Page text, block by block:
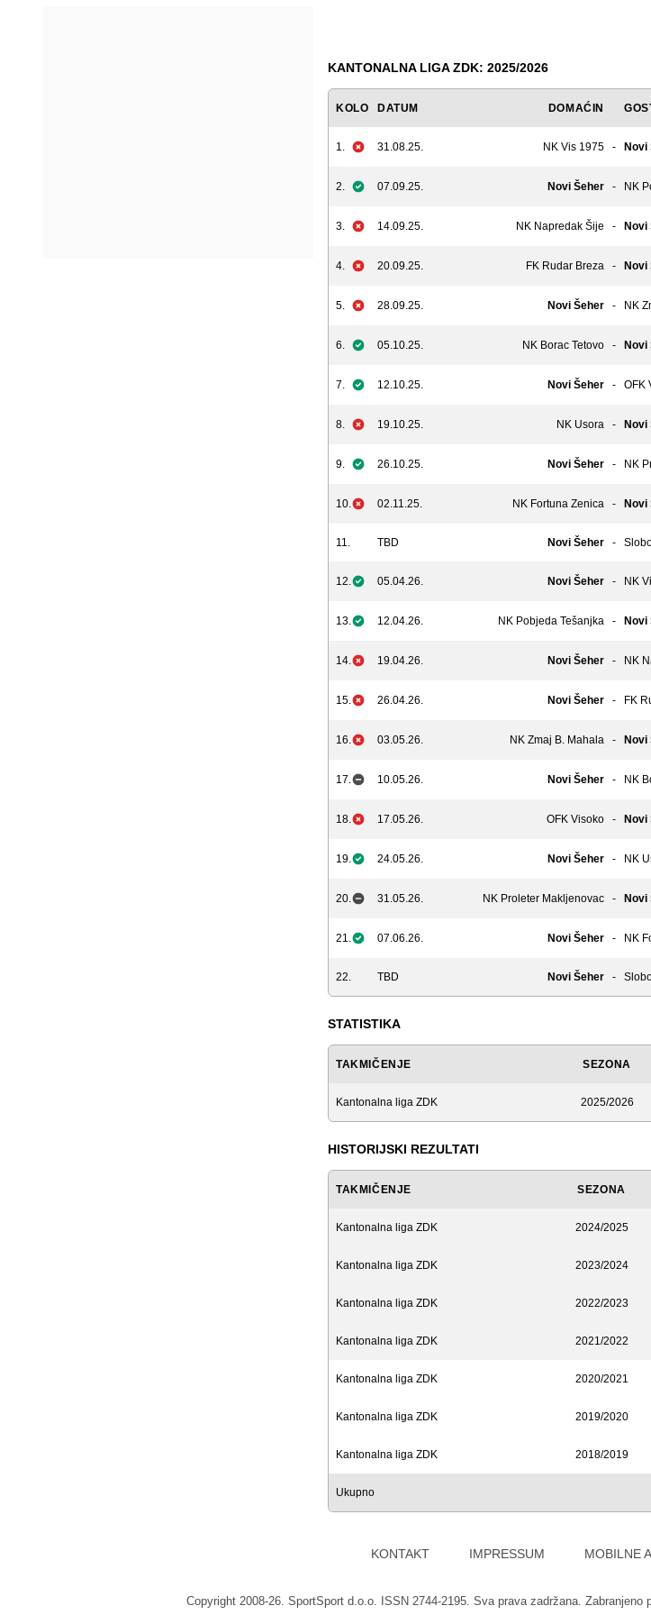
KANTONALNA LIGA ZDK: 2025/2026
KOLO DATUM DOMAĆIN
1. 31.08.25. NK Vis 1975 - Novi
2. 07.09.25. Novi Šeher - NK
3. 14.09.25. NK Napredak Šije - Novi
4. 20.09.25. FK Rudar Breza - Novi
5. 28.09.25. Novi Šeher - NK
6. 05.10.25. NK Borac Tetovo - Novi
7. 12.10.25. Novi Šeher - OFK
8. 19.10.25. NK Usora - Novi
9. 26.10.25. Novi Šeher - NK
10. 02.11.25. NK Fortuna Zenica - Novi
11. TBD Novi Šeher -
12. 05.04.26. Novi Šeher - NK
13. 12.04.26. NK Pobjeda Tešanjka - Novi
14. 19.04.26. Novi Šeher - NK
15. 26.04.26. Novi Šeher - FK
16. 03.05.26. NK Zmaj B. Mahala - Novi
17. 10.05.26. Novi Šeher - NK
18. 17.05.26. OFK Visoko - Novi
19. 24.05.26. Novi Šeher - NK
20. 31.05.26. NK Proleter Makljenovac - Novi
21. 07.06.26. Novi Šeher - NK
22. TBD Novi Šeher -
STATISTIKA
TAKMIČENJE SEZONA
Kantonalna liga ZDK 2025/2026
HISTORIJSKI REZULTATI
TAKMIČENJE SEZONA
Kantonalna liga ZDK 2024/2025
Kantonalna liga ZDK 2023/2024
Kantonalna liga ZDK 2022/2023
Kantonalna liga ZDK 2021/2022
Kantonalna liga ZDK 2020/2021
Kantonalna liga ZDK 2019/2020
Kantonalna liga ZDK 2018/2019
Ukupno
KONTAKT IMPRESSUM MOBILNE
Copyright 2008-26. SportSport d.o.o. ISSN 2744-2195. Sva prava zadržana.